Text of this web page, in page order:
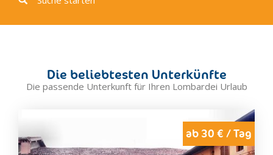
Clusone
Cremona
Foppolo
Die beliebtesten Unterkünfte
Die passende Unterkunft für Ihren Lombardei Urlaub
ab 30 € / Tag